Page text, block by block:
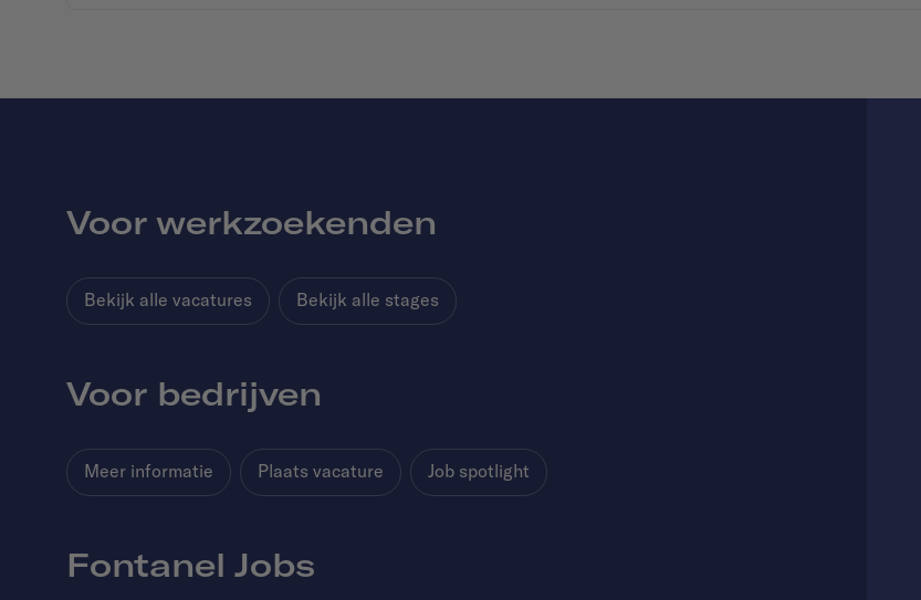
Voor werkzoekenden
Bekijk alle vacatures Bekijk alle stages
Voor bedrijven
Meer informatie Plaats vacature Job spotlight
Fontanel Jobs